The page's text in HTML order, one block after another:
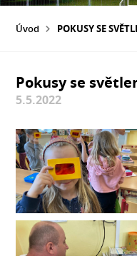
Úvod POKUSY SE
Pokusy se
5.5.2022